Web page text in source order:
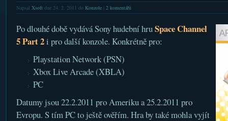
Napsal Xsoftdne 24. 2. 2011 do Konzole| 2 komentářů
Po dlouhé době vydává Sony hudební hruSpace Channel
5 Part 2i pro další konzole. Konkrétně pro:
Playstation Network (PSN)
Xbox Live Arcade (XBLA)
PC
Datumy jsou 22.2.2011 pro Ameriku a 25.2.2011 pro
Evropu. S tím PC to ještě ověřím. Hra by také mohla vyjít